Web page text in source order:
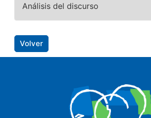
Análisis del discurso
Volver